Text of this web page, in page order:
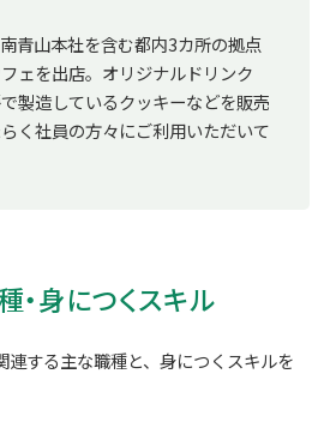
青山本社を含む都内3カ所の拠点
ェを出店。オリジナルドリンク
製造しているクッキーなどを販売
く社員の方々にご利用いただいて
・身につくスキル
連する主な職種と、身につくスキルを